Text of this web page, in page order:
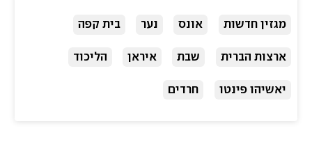
מגזין חדשות אונס נער בית קפה
ארצות הברית שבת איראן הליכוד
יאשיהו פינטו חרדים